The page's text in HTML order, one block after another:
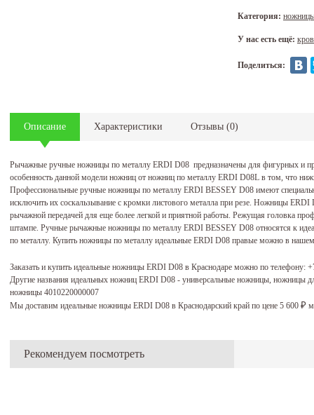
Категория:
У нас есть ещё:
Поделиться:
Описание Характеристики Отзывы (0)
Рычажные ручные ножницы по металлу ERDI D08 предназначены для фигурных и
особенность данной модели ножниц от ножниц по металлу ERDI D08L в том, что
Профессиональные ручные ножницы по металлу ERDI BESSEY D08 имеют
исключить их соскальзывание с кромки листового металла при резе. Ножницы
рычажной передачей для еще более легкой и приятной работы. Режущая головка
штампе. Ручные рычажные ножницы по металлу ERDI BESSEY D08 относятся к
по металлу. Купить ножницы по металлу идеальные ERDI D08 правые можно в нашем
Заказать и купить идеальные ножницы ERDI D08 в Краснодаре можно по телефону:
Другие названия идеальных ножниц ERDI D08 - универсальные ножницы, ножницы
ножницы 4010220000007
Мы доставим идеальные ножницы ERDI D08 в Краснодарский край по цене 5 600 ₽
Рекомендуем посмотреть